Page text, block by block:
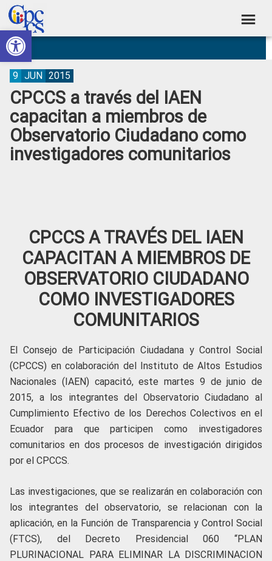
Abrir barra de herramientas
Skip
to
primary
navigation
Skip
to
main
content
Skip
to
primary
sidebar
Skip
to
footer
Consejo
de
Participación
Ciudadana
Control
Social
Construyendo
Poder
Ciudadano
CPCCS a través del IAEN
capacitan a miembros de
Observatorio Ciudadano como
investigadores comunitarios
9 JUN 2015
CPCCS A TRAVÉS DEL IAEN
CAPACITAN A MIEMBROS DE
OBSERVATORIO CIUDADANO
COMO INVESTIGADORES
COMUNITARIOS
El Consejo de Participación Ciudadana y Control Social
(CPCCS) en colaboración del Instituto de Altos Estudios
Nacionales (IAEN) capacitó, este martes 9 de junio de
2015, a los integrantes del Observatorio Ciudadano al
Cumplimiento Efectivo de los Derechos Colectivos en el
Ecuador para que participen como investigadores
comunitarios en dos procesos de investigación dirigidos
por el CPCCS.
Las investigaciones, que se realizarán en colaboración con
los integrantes del observatorio, se relacionan con la
aplicación, en la Función de Transparencia y Control Social
(FTCS), del Decreto Presidencial 060 “PLAN
PLURINACIONAL PARA ELIMINAR LA DISCRIMINACION